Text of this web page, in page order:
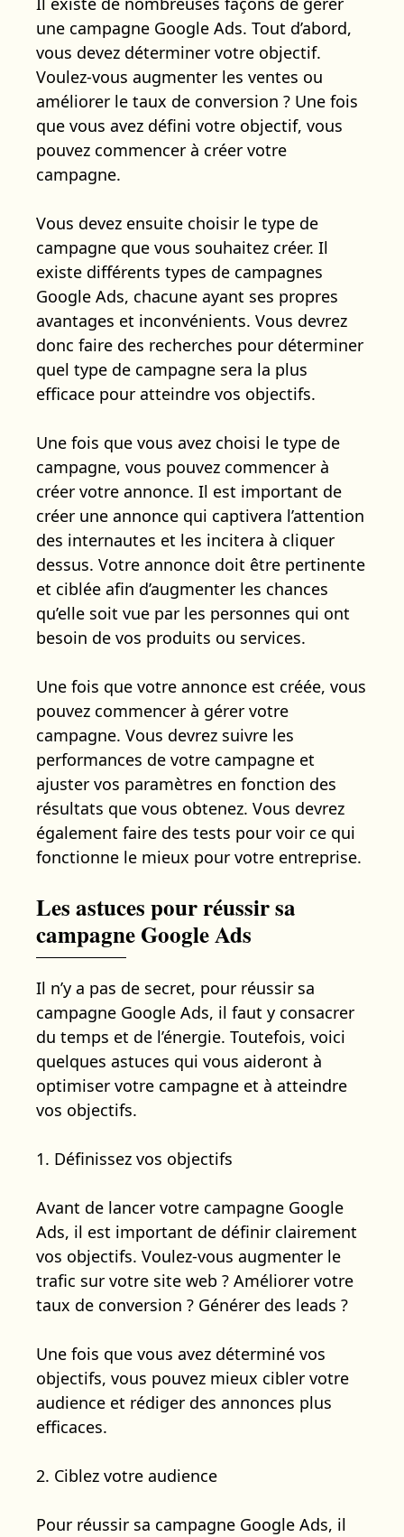
une campagne Google Ads. Tout d’abord,
vous devez déterminer votre objectif.
Voulez-vous augmenter les ventes ou
améliorer le taux de conversion ? Une fois
que vous avez défini votre objectif, vous
pouvez commencer à créer votre
campagne.
Vous devez ensuite choisir le type de
campagne que vous souhaitez créer. Il
existe différents types de campagnes
Google Ads, chacune ayant ses propres
avantages et inconvénients. Vous devrez
donc faire des recherches pour déterminer
quel type de campagne sera la plus
efficace pour atteindre vos objectifs.
Une fois que vous avez choisi le type de
campagne, vous pouvez commencer à
créer votre annonce. Il est important de
créer une annonce qui captivera l’attention
des internautes et les incitera à cliquer
dessus. Votre annonce doit être pertinente
et ciblée afin d’augmenter les chances
qu’elle soit vue par les personnes qui ont
besoin de vos produits ou services.
Une fois que votre annonce est créée, vous
pouvez commencer à gérer votre
campagne. Vous devrez suivre les
performances de votre campagne et
ajuster vos paramètres en fonction des
résultats que vous obtenez. Vous devrez
également faire des tests pour voir ce qui
fonctionne le mieux pour votre entreprise.
Les astuces pour réussir sa
campagne Google Ads
Il n’y a pas de secret, pour réussir sa
campagne Google Ads, il faut y consacrer
du temps et de l’énergie. Toutefois, voici
quelques astuces qui vous aideront à
optimiser votre campagne et à atteindre
vos objectifs.
1. Définissez vos objectifs
Avant de lancer votre campagne Google
Ads, il est important de définir clairement
vos objectifs. Voulez-vous augmenter le
trafic sur votre site web ? Améliorer votre
taux de conversion ? Générer des leads ?
Une fois que vous avez déterminé vos
objectifs, vous pouvez mieux cibler votre
audience et rédiger des annonces plus
efficaces.
2. Ciblez votre audience
Pour réussir sa campagne Google Ads, il